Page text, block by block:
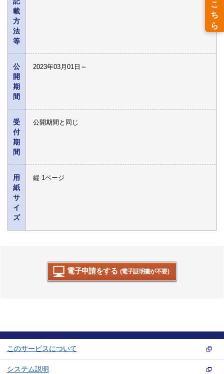
載
方
法
等
公
開
期
間
2023年03月01日～
受
付
期
間
公開期間と同じ
用
紙
サ
イ
ズ
縦 1ページ
電子申請をする (電子証明書が不要)
このサービスについて
システム説明